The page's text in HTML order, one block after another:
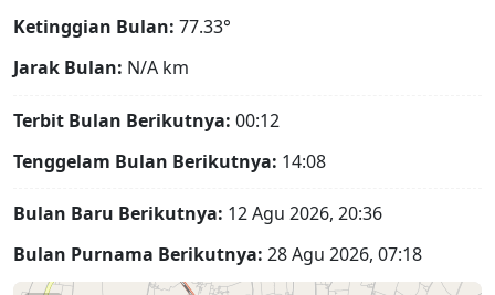
Ketinggian Bulan: 77.33°
Jarak Bulan: N/A km
Terbit Bulan Berikutnya: 00:12
Tenggelam Bulan Berikutnya: 14:08
Bulan Baru Berikutnya: 12 Agu 2026, 20:36
Bulan Purnama Berikutnya: 28 Agu 2026, 07:18